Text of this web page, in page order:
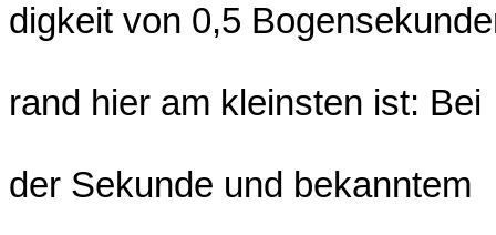
digkeit von 0,5
rand hier am kleinsten ist: Bei
der Sekunde und bekanntem